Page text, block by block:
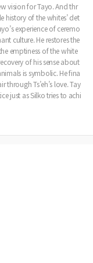
vision for Tayo. And thr
history of the whites’ det
experience of ceremo
culture. He restores the
emptiness of the white
of his sense about
is symbolic. He fina
Ts’eh’s love. Tay
just as Silko tries to achi